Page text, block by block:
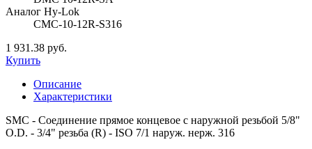
Аналог Hy-Lok
CMC-10-12R-S316
1 931.38 руб.
Купить
Описание
Характеристики
SMC - Соединение прямое концевое с наружной резьбой 5/8"
O.D. - 3/4" резьба (R) - ISO 7/1 наруж. нерж. 316